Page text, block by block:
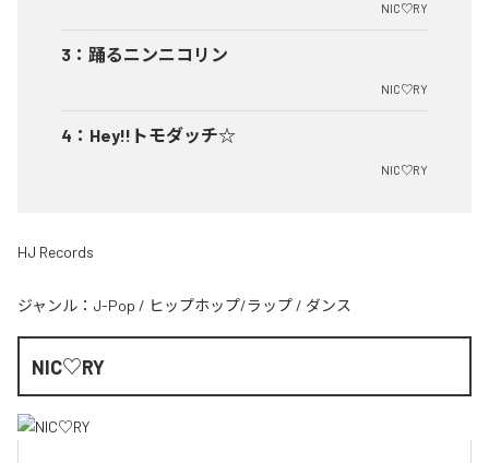
NIC♡RY
3 ： 踊るニンニコリン
NIC♡RY
4 ： Hey!!トモダッチ☆
NIC♡RY
HJ Records
ジャンル： J-Pop / ヒップホップ/ラップ / ダンス
NIC♡RY